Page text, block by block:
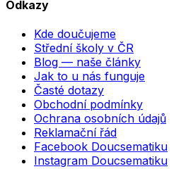
Odkazy
Kde doučujeme
Střední školy v ČR
Blog — naše články
Jak to u nás funguje
Časté dotazy
Obchodní podmínky
Ochrana osobních údajů
Reklamační řád
Facebook Doucsematiku
Instagram Doucsematiku